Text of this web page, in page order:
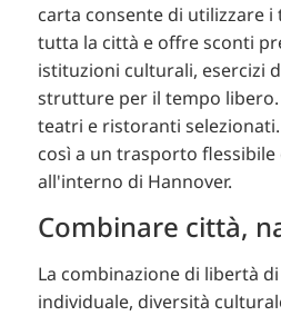
carta consente di utilizzare
tutta la città e offre sconti
istituzioni culturali, esercizi
strutture per il tempo libero.
teatri e ristoranti
così a un trasporto flessibile
all'interno di Hannover.
Combinare città,
La combinazione di libertà
individuale, diversità